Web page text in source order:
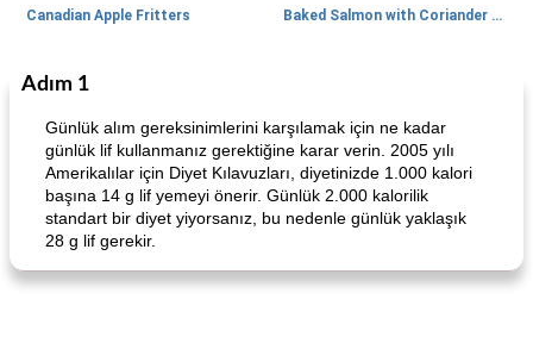
Canadian Apple Fritters Baked Salmon with Coriander and Thyme
Boneless Chicken Recipes
Adım 1
Günlük alım gereksinimlerini karşılamak için ne kadar
günlük lif kullanmanız gerektiğine karar verin. 2005 yılı
Amerikalılar için Diyet Kılavuzları, diyetinizde 1.000 kalori
başına 14 g lif yemeyi önerir. Günlük 2.000 kalorilik
standart bir diyet yiyorsanız, bu nedenle günlük yaklaşık
28 g lif gerekir.